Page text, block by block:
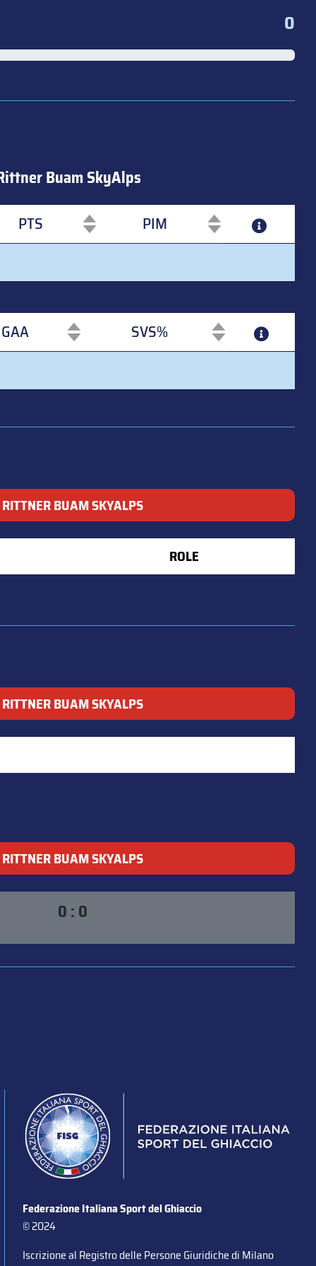
0
Buam SkyAlps
PTS
PIM
GAA
SVS%
RITTNER BUAM SKYALPS
ROLE
RITTNER BUAM SKYALPS
RITTNER BUAM SKYALPS
0 : 0
Federazione Italiana Sport del Ghiaccio
© 2024
Iscrizione al Registro delle Persone Giuridiche di Milano